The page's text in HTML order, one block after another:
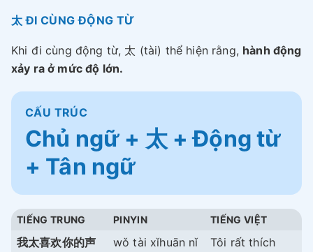
太 ĐI CÙNG ĐỘNG TỪ
Khi đi cùng động từ, 太 (tài) thể hiện rằng, hành động
xảy ra ở mức độ lớn.
CẤU TRÚC
Chủ ngữ + 太 + Động từ
+ Tân ngữ
TIẾNG TRUNG PINYIN TIẾNG VIỆT
我太喜欢你的声
wǒ tài xǐhuān nǐ
Tôi rất thích